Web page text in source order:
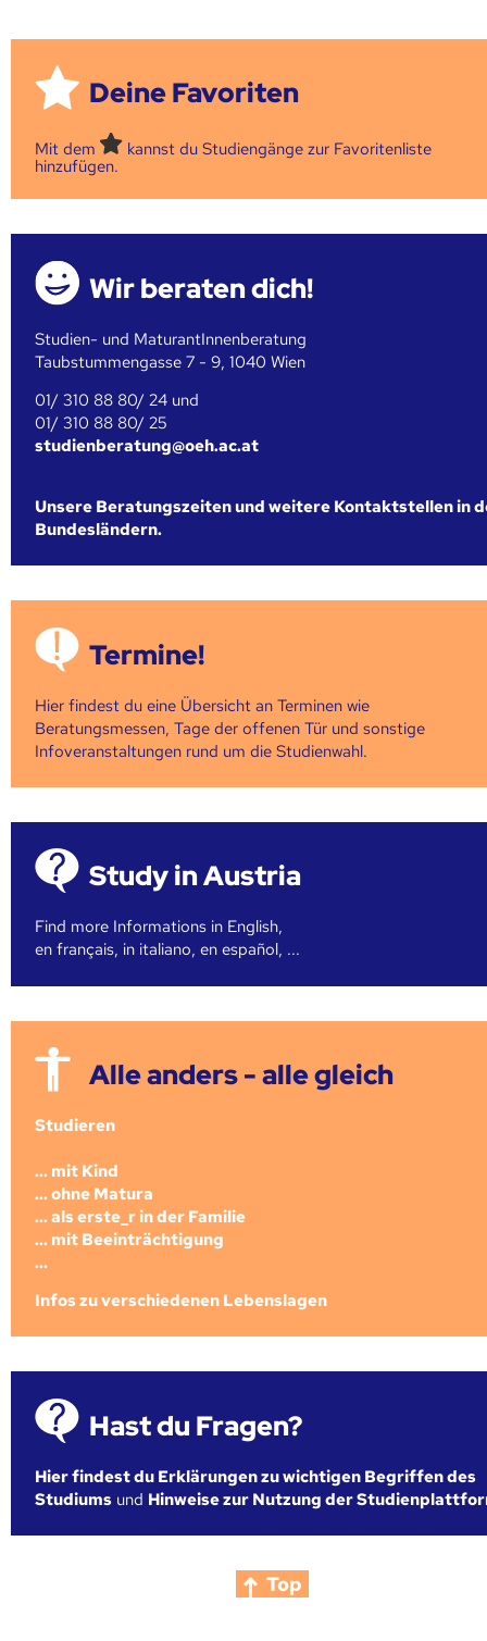
Deine Favoriten
Mit dem
kannst du Studiengänge zur Favoritenliste
hinzufügen.
Wir beraten dich!
Studien- und MaturantInnenberatung
Taubstummengasse 7 - 9, 1040 Wien
01/ 310 88 80/ 24 und
01/ 310 88 80/ 25
studienberatung@oeh.ac.at
Unsere Beratungszeiten und weitere Kontaktstellen in
Bundesländern.
Termine!
Hier findest du eine Übersicht an Terminen wie
Beratungsmessen, Tage der offenen Tür und sonstige
Infoveranstaltungen rund um die Studienwahl.
Study in Austria
Find more Informations in English,
en français, in italiano, en español, ...
Alle anders - alle gleich
Studieren
... mit Kind
... ohne Matura
... als erste_r in der Familie
... mit Beeinträchtigung
...
Infos zu verschiedenen Lebenslagen
Hast du Fragen?
Hier findest du Erklärungen zu wichtigen Begriffen des
Studiums und Hinweise zur Nutzung der
Top